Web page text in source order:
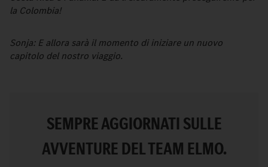
la Colombia!
Sonja: E allora sarà il momento di iniziare un nuovo
capitolo del nostro viaggio.
SEMPRE AGGIORNATI SULLE
AVVENTURE DEL TEAM ELMO.